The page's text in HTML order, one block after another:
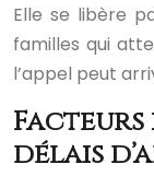
Elle se libère
familles qui
l’appel peut
délais